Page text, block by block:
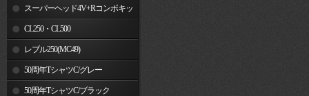
スーパーヘッド4V+Rコンボキッ
ト CL250・CL500
レブル250(MC49)
50周年TシャツC/グレー
50周年TシャツC/ブラック